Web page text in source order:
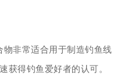
非常适合用于制造钓鱼
获得钓鱼爱好者的认可。